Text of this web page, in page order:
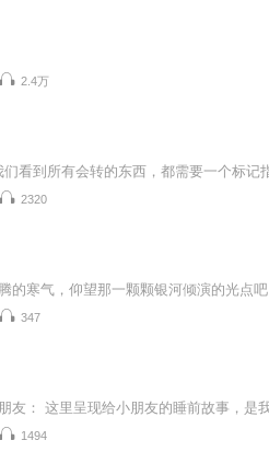
2.4万
2320
的寒气，仰望那一颗颗银河倾演的光点吧
347
1494